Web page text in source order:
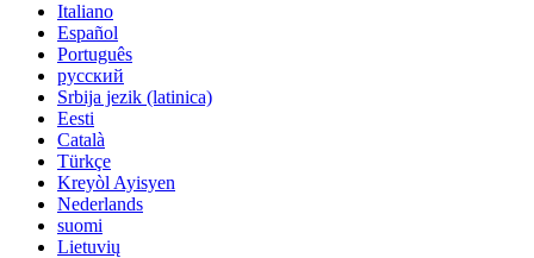
Italiano
Español
Português
русский
Srbija jezik (latinica)
Eesti
Català
Türkçe
Kreyòl Ayisyen
Nederlands
suomi
Lietuvių